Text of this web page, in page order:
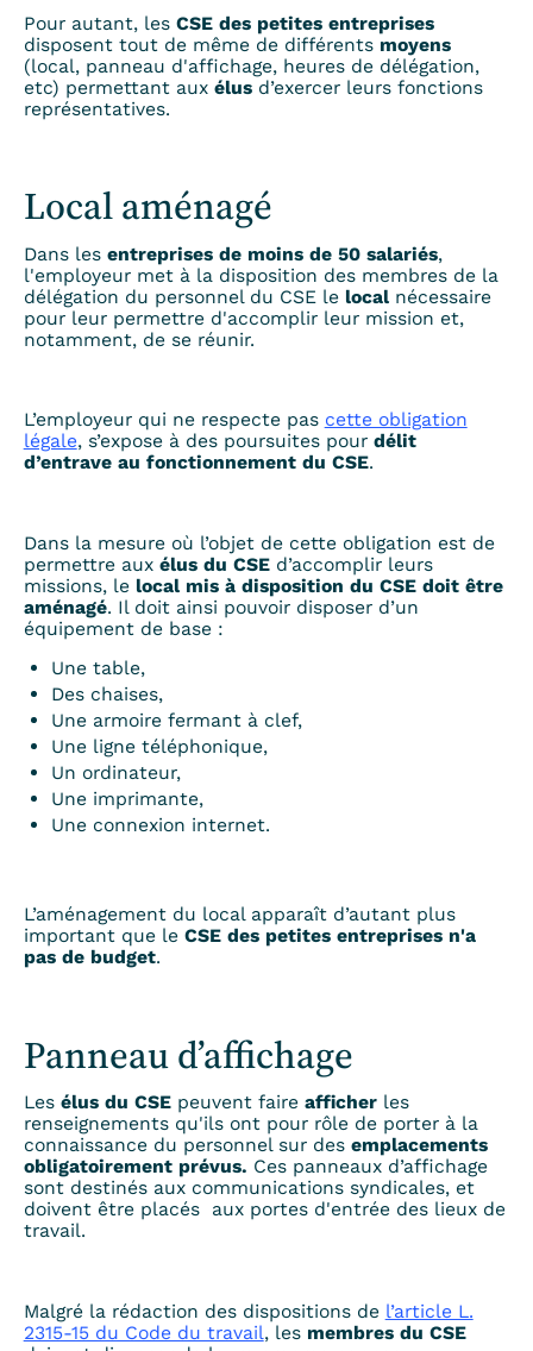
Pour autant, les CSE des petites entreprises
disposent tout de même de différents moyens
(local, panneau d'affichage, heures de délégation,
etc) permettant aux élus d’exercer leurs fonctions
représentatives.
Local aménagé
Dans les entreprises de moins de 50 salariés,
l'employeur met à la disposition des membres de la
délégation du personnel du CSE le local nécessaire
pour leur permettre d'accomplir leur mission et,
notamment, de se réunir.
L’employeur qui ne respecte pas cette obligation
légale, s’expose à des poursuites pour délit
d’entrave au fonctionnement du CSE.
Dans la mesure où l’objet de cette obligation est de
permettre aux élus du CSEd’accomplir leurs
missions, le local mis à disposition du CSE doit être
aménagé. Il doit ainsi pouvoir disposer d’un
équipement de base :
Une table,
Des chaises,
Une armoire fermant à clef,
Une ligne téléphonique,
Un ordinateur,
Une imprimante,
Une connexion internet.
L’aménagement du local apparaît d’autant plus
important que le CSE des petites entreprises n'a
pas de budget.
Panneau d’affichage
Les élus du CSE peuvent faire afficher les
renseignements qu'ils ont pour rôle de porter à la
connaissance du personnel sur des emplacements
obligatoirement prévus. Ces panneaux d’affichage
sont destinés aux communications syndicales, et
doivent être placés aux portes d'entrée des lieux de
travail.
Malgré la rédaction des dispositions de l’article L.
2315-15 du Code du travail, lesmembres du CSE